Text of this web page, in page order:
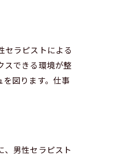
セラピストによる
スできる環境が整
図ります。仕事
、男性セラピスト